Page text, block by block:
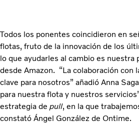
Todos los ponentes coincidieron en
flotas, fruto de la innovación de los
lo que ayudarles al cambio es nuestra
desde Amazon. “La colaboración con
clave para nosotros” añadió Anna
para nuestra flota y nuestros
estrategia de pull, en la que
constató Ángel González de Ontime.